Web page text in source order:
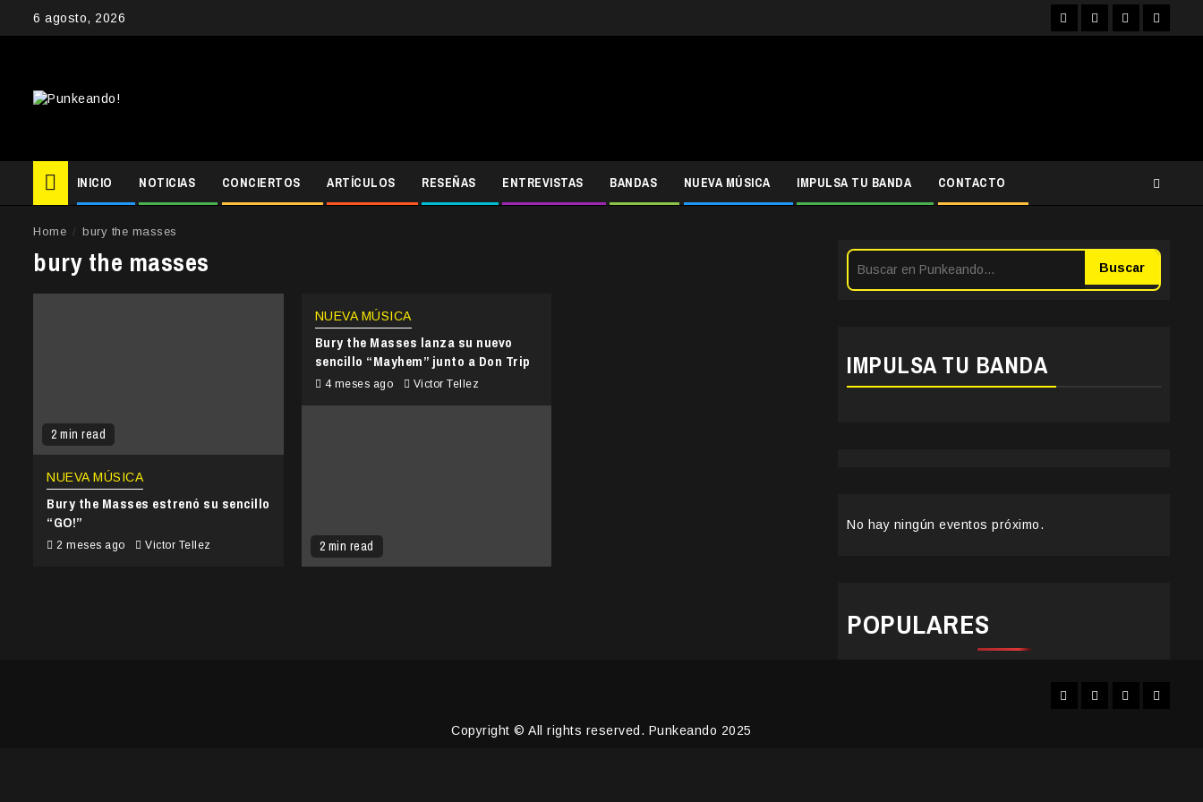
6 agosto, 2026 FacebookInstagram
YouTubeTwitter
INICIO NOTICIAS CONCIERTOS ARTÍCULOS RESEÑAS ENTREVISTAS BANDAS NUEVA MÚSICA IMPULSA TU BANDA CONTACTO
Home bury the masses
bury the masses
2 min read
NUEVA MÚSICA
Bury the Masses estrenó su sencillo
“GO!”
2 meses ago Victor Tellez 2 min read
NUEVA MÚSICA
Bury the Masses lanza su nuevo
sencillo “Mayhem” junto a Don Trip
4 meses ago Victor Tellez
Buscar
IMPULSA TU BANDA
No hay ningún eventos próximo.
POPULARES
FacebookInstagram
YouTubeTwitter
Copyright © All rights reserved. Punkeando 2025